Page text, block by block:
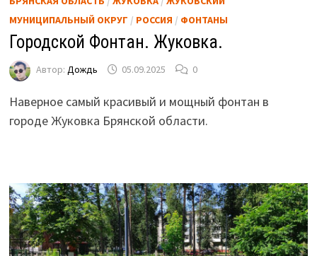
МУНИЦИПАЛЬНЫЙ ОКРУГ / РОССИЯ / ФОНТАНЫ
Городской Фонтан. Жуковка.
Автор: Дождь 05.09.2025 0
Наверное самый красивый и мощный фонтан в
городе Жуковка Брянской области.